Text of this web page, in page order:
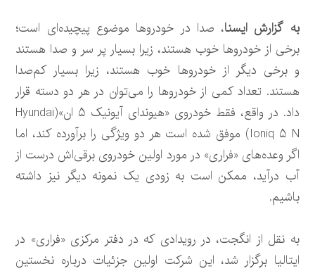
به گزارش ایسنا، صدا در خودروها موضوع پیچیده‌ای است؛
برخی از خودروها خوب هستند، زیرا بسیار پر سر و صدا هستند
و برخی دیگر از خودروها خوب هستند، زیرا بسیار کم‌صدا
هستند. تعداد کمی از خودروها را می‌توان در هر دو دسته قرار
داد. در واقع، فقط خودروی «هیوندای آیونیک ۵ ان»(Hyundai
Ioniq ۵ N) موفق شده است هر دو ویژگی را برآورده کند، اما
اگر وعده‌های «فراری» در مورد اولین خودروی برقی‌اش درست از
آب درآید، ممکن است به زودی یک نمونه دیگر نیز داشته
باشیم.
به نقل از انگجت، در رویدادی که در دفتر مرکزی «فراری» در
ایتالیا برگزار شد، این شرکت اولین جزئیات درباره نخستین